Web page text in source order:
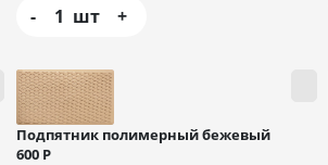
-
1 шт +
Подпятник полимерный бежевый
600 Р